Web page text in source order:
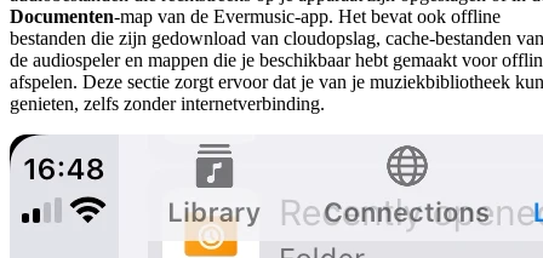
Documenten-map van de Evermusic-app. Het bevat ook offline
bestanden die zijn gedownload van cloudopslag, cache-bestanden van
de audiospeler en mappen die je beschikbaar hebt gemaakt voor
afspelen. Deze sectie zorgt ervoor dat je van je muziekbibliotheek
genieten, zelfs zonder internetverbinding.